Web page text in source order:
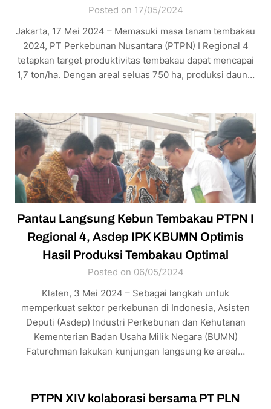
Posted on 17/05/2024
Jakarta, 17 Mei 2024 – Memasuki masa tanam tembakau
2024, PT Perkebunan Nusantara (PTPN) I Regional 4
tetapkan target produktivitas tembakau dapat mencapai
1,7 ton/ha. Dengan areal seluas 750 ha, produksi daun…
Pantau Langsung Kebun Tembakau PTPN I
Regional 4, Asdep IPK KBUMN Optimis
Hasil Produksi Tembakau Optimal
Posted on 06/05/2024
Klaten, 3 Mei 2024 – Sebagai langkah untuk
memperkuat sektor perkebunan di Indonesia, Asisten
Deputi (Asdep) Industri Perkebunan dan Kehutanan
Kementerian Badan Usaha Milik Negara (BUMN)
Faturohman lakukan kunjungan langsung ke areal…
­PTPN XIV kolaborasi bersama PT PLN